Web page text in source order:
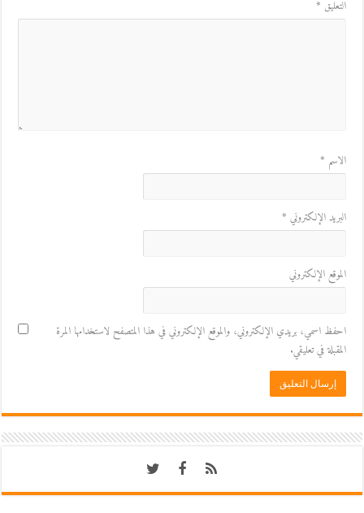
التعليق *
الاسم *
البريد الإلكتروني *
الموقع الإلكتروني
احفظ اسمي، بريدي الإلكتروني، والموقع الإلكتروني في هذا المتصفح لاستخدامها المرة
المقبلة في تعليقي.